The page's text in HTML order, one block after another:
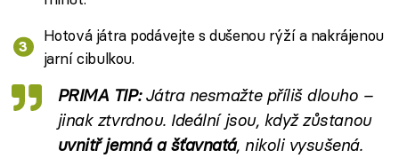
Hotová játra podávejte s dušenou rýží a nakrájenou
jarní cibulkou.
PRIMA TIP:Játra nesmažte příliš dlouho –
jinak ztvrdnou. Ideální jsou, když zůstanou
uvnitř jemná a šťavnatá, nikoli vysušená.